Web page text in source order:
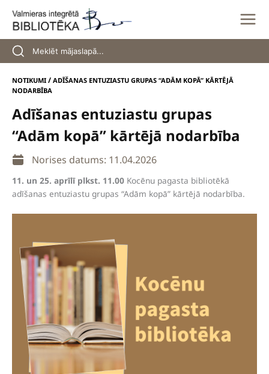
content
NOTIKUMI / ADĪŠANAS ENTUZIASTU GRUPAS “ADĀM KOPĀ” KĀRTĒJĀ
NODARBĪBA
Adīšanas entuziastu grupas
“Adām kopā” kārtējā nodarbība
Norises datums: 11.04.2026
11. un 25. aprīlī plkst. 11.00 Kocēnu pagasta bibliotēkā
adīšanas entuziastu grupas “Adām kopā” kārtējā nodarbība.